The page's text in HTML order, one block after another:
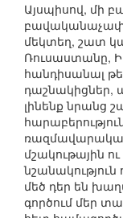
Այսպիսով, մի
բավականաչափ
մեկտեղ, շատ
Ռուսաստանը,
հանդիսանալ
դաշնակիցներ,
լինենք նրանց
մշակութային
նշանակություն
մեծ դեր են
գործում մեր